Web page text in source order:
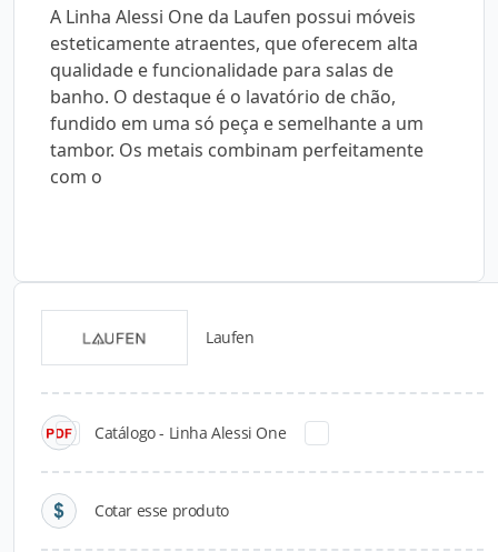
A Linha Alessi One da Laufen possui móveis
esteticamente atraentes, que oferecem alta
qualidade e funcionalidade para salas de
banho. O destaque é o lavatório de chão,
fundido em uma só peça e semelhante a um
tambor. Os metais combinam perfeitamente
com o
Laufen
Catálogo - Linha Alessi One
Cotar esse produto
Catálogos para Download